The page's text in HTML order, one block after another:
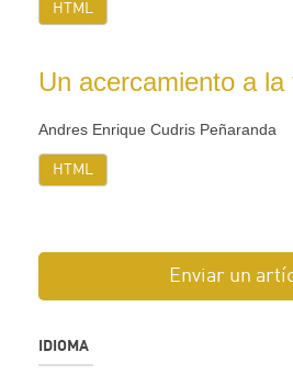
HTML
Un acercamiento a
Andres Enrique Cudris Peñaranda
HTML
Enviar un
IDIOMA